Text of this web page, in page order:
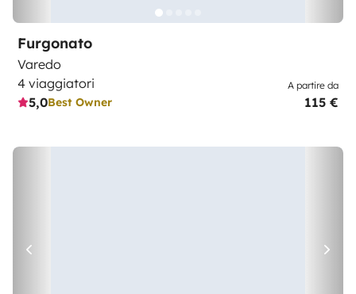
Furgonato
Varedo
4 viaggiatori
5,0Best Owner
A partire da
115 €